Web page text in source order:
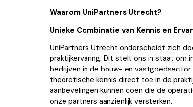
Waarom UniPartners Utrecht?
Unieke Combinatie van Kennis en
UniPartners Utrecht onderscheidt zich
praktijkervaring. Dit stelt ons in staat om
bedrijven in de bouw- en
theoretische kennis direct toe in de
aanbevelingen kunnen doen die de
onze partners aanzienlijk versterken.